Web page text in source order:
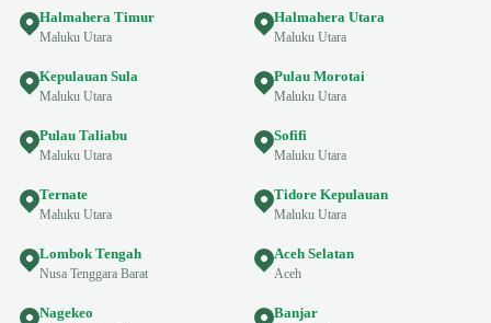
Halmahera Timur
Maluku Utara
Halmahera Utara
Maluku Utara
Kepulauan Sula
Maluku Utara
Pulau Morotai
Maluku Utara
Pulau Taliabu
Maluku Utara
Sofifi
Maluku Utara
Ternate
Maluku Utara
Tidore Kepulauan
Maluku Utara
Lombok Tengah
Nusa Tenggara Barat
Aceh Selatan
Aceh
Nagekeo Banjar